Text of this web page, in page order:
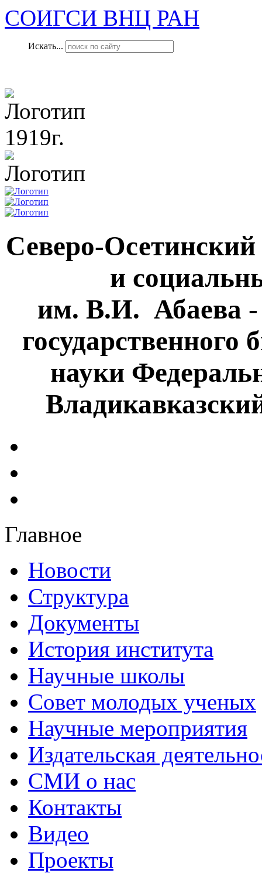
СОИГСИ ВНЦ РАН
Искать...
1919г.
Северо-
и
им. В.И. Абаева -
науки
Главное
Новости
Структура
Документы
История института
Научные школы
Совет молодых ученых
Научные мероприятия
Издательская
СМИ о нас
Контакты
Видео
Проекты